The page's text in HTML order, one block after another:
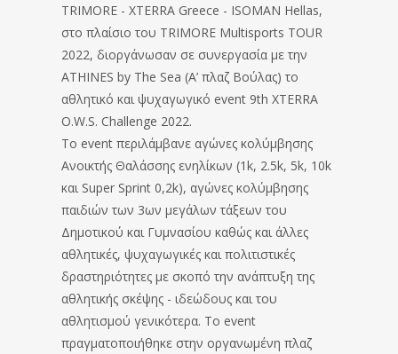
TRIMORE - XTERRA Greece - ISOMAN Hellas,
στο πλαίσιο του TRIMORE Multisports TOUR
2022, διοργάνωσαν σε συνεργασία με την
ATHINES by The Sea (A’ πλαζ Βούλας) το
αθλητικό και ψυχαγωγικό event 9th XTERRA
O.W.S. Challenge 2022.
To event περιλάμβανε αγώνες κολύμβησης
Ανοικτής Θαλάσσης ενηλίκων (1k, 2.5k, 5k, 10k
και Super Sprint 0,2k), αγώνες κολύμβησης
παιδιών των 3ων μεγάλων τάξεων του
Δημοτικού και Γυμνασίου καθώς και άλλες
αθλητικές, ψυχαγωγικές και πολιτιστικές
δραστηριότητες με σκοπό την ανάπτυξη της
αθλητικής σκέψης - ιδεώδους και του
αθλητισμού γενικότερα. Το event
πραγματοποιήθηκε στην οργανωμένη πλαζ